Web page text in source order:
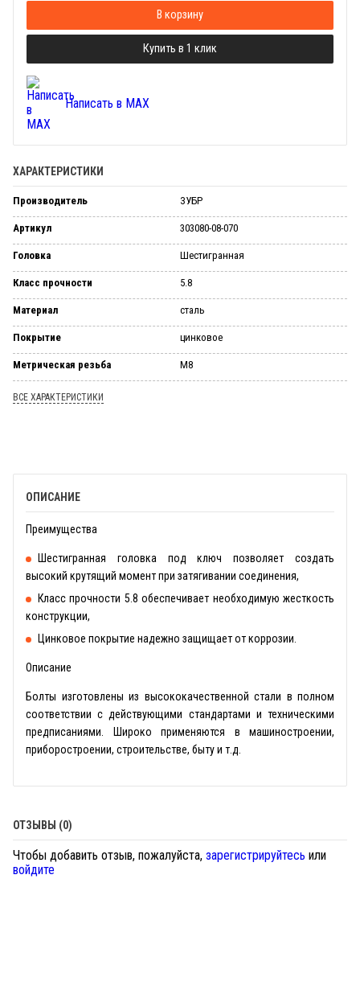
В корзину
Купить в 1 клик
Написать в MAX
ХАРАКТЕРИСТИКИ
Производитель ЗУБР
Артикул 303080-08-070
Головка Шестигранная
Класс прочности 5.8
Материал сталь
Покрытие цинковое
Метрическая резьба М8
ВСЕ ХАРАКТЕРИСТИКИ
ОПИСАНИЕ
Преимущества
Шестигранная головка под ключ позволяет создать
высокий крутящий момент при затягивании соединения,
Класс прочности 5.8 обеспечивает необходимую жесткость
конструкции,
Цинковое покрытие надежно защищает от коррозии.
Описание
Болты изготовлены из высококачественной стали в полном
соответствии с действующими стандартами и техническими
предписаниями. Широко применяются в машиностроении,
приборостроении, строительстве, быту и т.д.
ОТЗЫВЫ (0)
Чтобы добавить отзыв, пожалуйста, зарегистрируйтесь или
войдите